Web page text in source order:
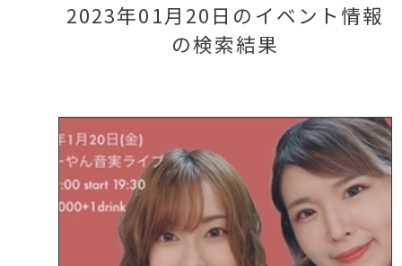
2023年01月20日のイベント情報
の検索結果